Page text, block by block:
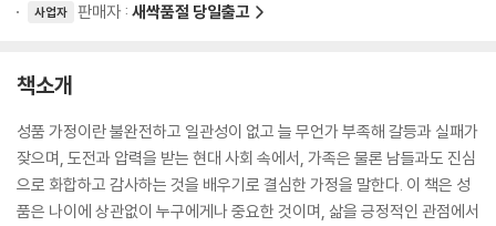
사업자 판매자 : 새싹품절 당일출고
책소개
성품 가정이란 불완전하고 일관성이 없고 늘 무언가 부족해 갈등과 실패가
잦으며, 도전과 압력을 받는 현대 사회 속에서, 가족은 물론 남들과도 진심
으로 화합하고 감사하는 것을 배우기로 결심한 가정을 말한다. 이 책은 성
품은 나이에 상관없이 누구에게나 중요한 것이며, 삶을 긍정적인 관점에서